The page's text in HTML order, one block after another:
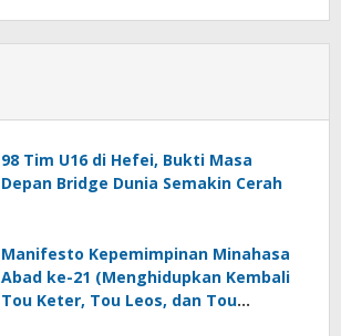
98 Tim U16 di Hefei, Bukti Masa
Depan Bridge Dunia Semakin Cerah
Manifesto Kepemimpinan Minahasa
Abad ke-21 (Menghidupkan Kembali
Tou Keter, Tou Leos, dan Tou